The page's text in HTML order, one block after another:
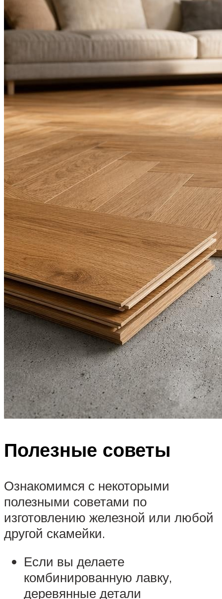
Полезные советы
Ознакомимся с некоторыми
полезными советами по
изготовлению железной или любой
другой скамейки.
Если вы делаете
комбинированную лавку,
деревянные детали